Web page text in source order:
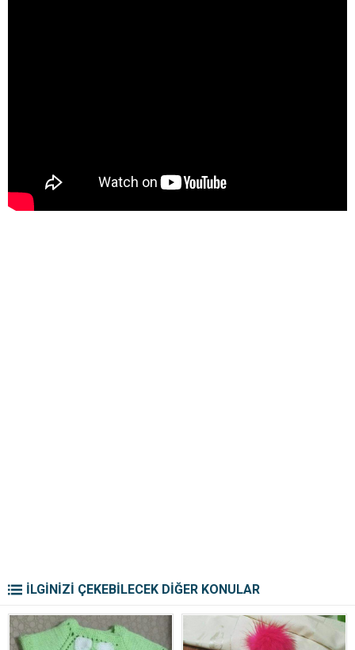
İLGİNİZİ ÇEKEBİLECEK DİĞER KONULAR